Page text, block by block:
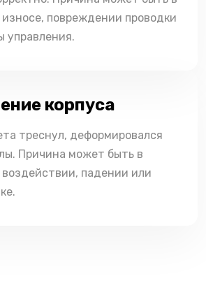
повреждении проводки
управления.
корпуса
треснул, деформировался
Причина может быть в
падении или